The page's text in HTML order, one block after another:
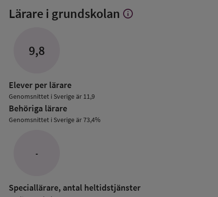
Lärare i grundskolan Visa
info
9,8
Elever per lärare
Genomsnittet i Sverige är 11,9
Behöriga lärare
Genomsnittet i Sverige är 73,4%
-
Speciallärare, antal heltidstjänster